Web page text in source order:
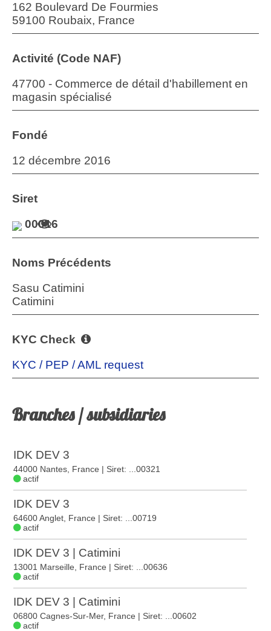
162 Boulevard De Fourmies
59100 Roubaix, France
Activité (Code NAF)
47700 - Commerce de détail d'habillement en
magasin spécialisé
Fondé
12 décembre 2016
Siret
00016
Noms Précédents
Sasu Catimini
Catimini
KYC Check
KYC / PEP / AML request
Branches / subsidiaries
IDK DEV 3
44000 Nantes, France | Siret: ...00321
actif
IDK DEV 3
64600 Anglet, France | Siret: ...00719
actif
IDK DEV 3 | Catimini
13001 Marseille, France | Siret: ...00636
actif
IDK DEV 3 | Catimini
06800 Cagnes-Sur-Mer, France | Siret: ...00602
actif